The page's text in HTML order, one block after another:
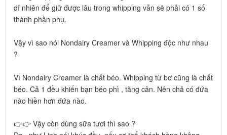
dĩ nhiên để giữ được lâu trong whipping vẫn sẽ phải có 1 số
thành phần phụ.
Vậy vì sao nói Nondairy Creamer và Whipping độc như nhau
?
Vì Nondairy Creamer là chất béo. Whipping từ bơ cũng là chất
béo. Cả 1 đều khiến bạn béo phì , tăng cân. Nên chả có đứa
nào hiền hơn đứa nào.
👉👉 Vậy còn dùng sữa tươi thì sao ?